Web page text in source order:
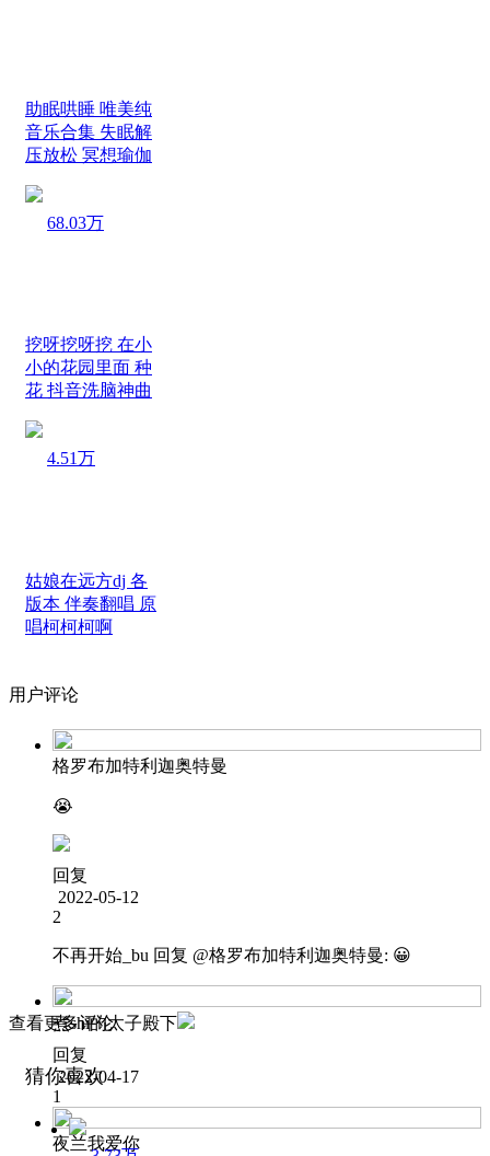
助眠哄睡 唯美纯
音乐合集 失眠解
压放松 冥想瑜伽
68.03万
挖呀挖呀挖 在小
小的花园里面 种
花 抖音洗脑神曲
4.51万
姑娘在远方dj 各
版本 伴奏翻唱 原
唱柯柯柯啊
用户评论
格罗布加特利迦奥特曼
😭
回复
2022-05-12
2
不再开始_bu 回复 @格罗布加特利迦奥特曼: 😀
煮shi的太子殿下
回复
2022-04-17
1
夜兰我爱你
查看更多评论
猜你喜欢